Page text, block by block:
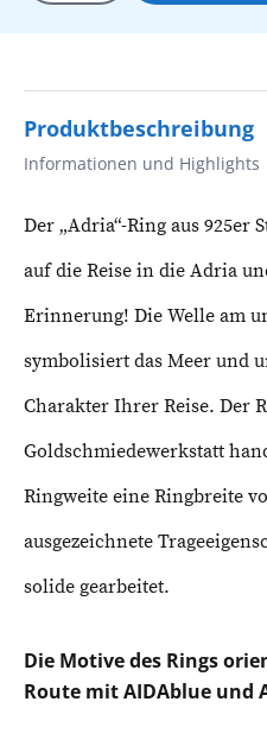
Produktbeschreibung
Informationen und Highlights
Der „Adria“-Ring aus
auf die Reise in die Adria
Erinnerung! Die Welle am
symbolisiert das Meer und
Charakter Ihrer Reise. Der
Goldschmiedewerkstatt
Ringweite eine Ringbreite
ausgezeichnete
solide gearbeitet.
Die Motive des Rings
Route mit AIDAblue und